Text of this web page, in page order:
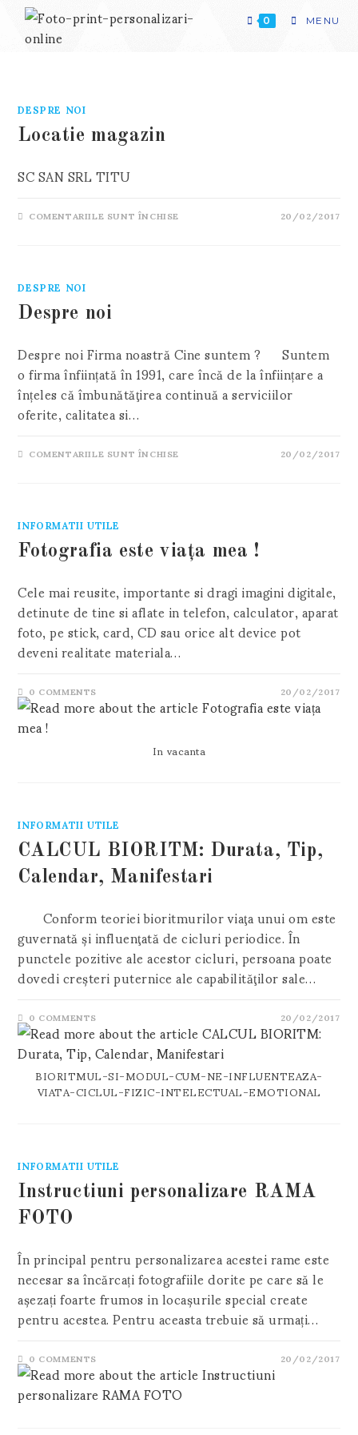
content
0 MENU
DESPRE NOI
Locatie magazin
SC SAN SRL TITU
COMENTARIILE SUNT ÎNCHISE 20/02/2017
DESPRE NOI
Despre noi
Despre noi Firma noastră Cine suntem ? Suntem
o firma înființată în 1991, care încă de la înființare a
înțeles că îmbunătăţirea continuă a serviciilor
oferite, calitatea si…
COMENTARIILE SUNT ÎNCHISE 20/02/2017
INFORMATII UTILE
Fotografia este viața mea !
Cele mai reusite, importante si dragi imagini digitale,
detinute de tine si aflate in telefon, calculator, aparat
foto, pe stick, card, CD sau orice alt device pot
deveni realitate materiala…
0 COMMENTS 20/02/2017
In vacanta
INFORMATII UTILE
CALCUL BIORITM: Durata, Tip,
Calendar, Manifestari
Conform teoriei bioritmurilor viaţa unui om este
guvernată şi influenţată de cicluri periodice. În
punctele pozitive ale acestor cicluri, persoana poate
dovedi creşteri puternice ale capabilităţilor sale…
0 COMMENTS 20/02/2017
BIORITMUL-SI-MODUL-CUM-NE-INFLUENTEAZA-
VIATA-CICLUL-FIZIC-INTELECTUAL-EMOTIONAL
INFORMATII UTILE
Instructiuni personalizare RAMA
FOTO
În principal pentru personalizarea acestei rame este
necesar sa încărcați fotografiile dorite pe care să le
așezați foarte frumos in locașurile special create
pentru acestea. Pentru aceasta trebuie să urmați…
0 COMMENTS 20/02/2017